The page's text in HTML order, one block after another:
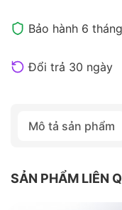
Bảo hành 6 tháng
Đổi trả 30 ngày
Mô tả sản phẩm
SẢN PHẨM LIÊN